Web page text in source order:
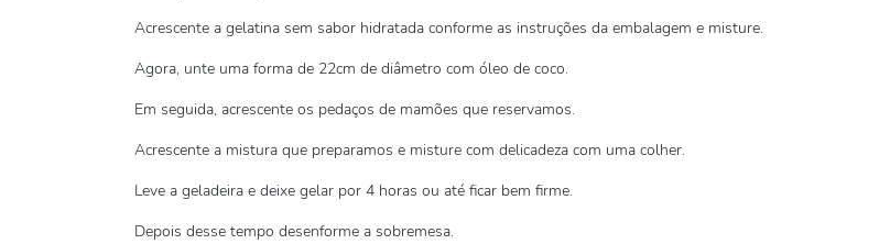
Acrescente a gelatina sem sabor hidratada conforme as instruções da embalagem e misture.
Agora, unte uma forma de 22cm de diâmetro com óleo de coco.
Em seguida, acrescente os pedaços de mamões que reservamos.
Acrescente a mistura que preparamos e misture com delicadeza com uma colher.
Leve a geladeira e deixe gelar por 4 horas ou até ficar bem firme.
Depois desse tempo desenforme a sobremesa.